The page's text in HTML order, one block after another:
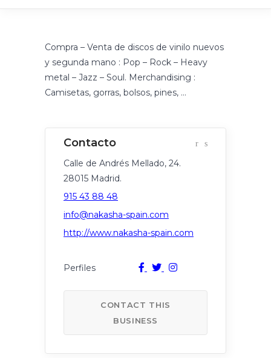
Compra – Venta de discos de vinilo nuevos
y segunda mano : Pop – Rock – Heavy
metal – Jazz – Soul. Merchandising :
Camisetas, gorras, bolsos, pines, …
Calle de Andrés Mellado, 24.
28015 Madrid.
915 43 88 48
info@nakasha-spain.com
http://www.nakasha-spain.com
CONTACT THIS
BUSINESS